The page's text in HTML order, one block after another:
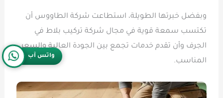
وبفضل خبرتها الطويلة، استطاعت شركة الطاووس أن
تكتسب سمعة قوية في مجال شركة تركيب بلاط في
الجرف وأن تقدم خدمات تجمع بين الجودة العالية والسعر
المناسب.
واتس آب